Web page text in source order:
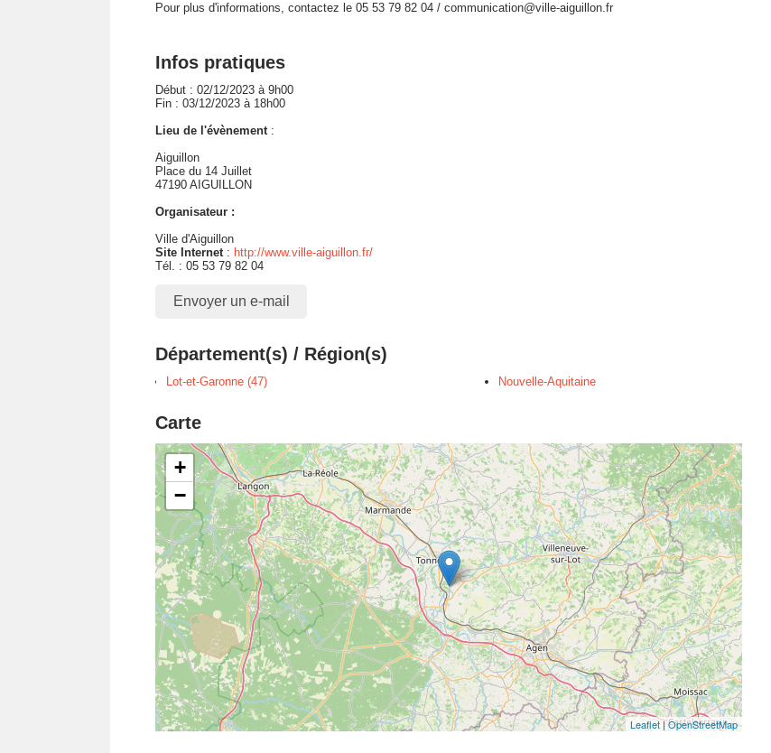
Pour plus d'informations, contactez le 05 53 79 82 04 / communication@ville-aiguillon.fr
Infos pratiques
Début : 02/12/2023 à 9h00
Fin : 03/12/2023 à 18h00
Lieu de l'évènement:
Aiguillon
Place du 14 Juillet
47190 AIGUILLON
Organisateur :
Ville d'Aiguillon
Site Internet: http://www.ville-aiguillon.fr/
Tél. : 05 53 79 82 04
Envoyer un e-mail
Département(s) / Région(s)
Lot-et-Garonne (47) Nouvelle-Aquitaine
Carte
+
−
Leaflet|OpenStreetMap